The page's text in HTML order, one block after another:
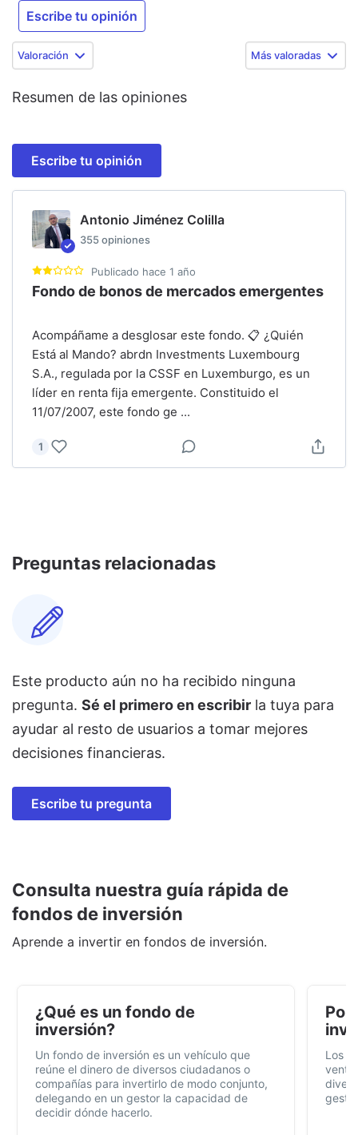
Escribe tu opinión
Valoración Más valoradas
Resumen de las opiniones
Escribe tu opinión
Antonio Jiménez Colilla
355opiniones
Publicado hace 1 año
Fondo de bonos de mercados emergentes
Acompáñame a desglosar este fondo. 📋 ¿Quién
Está al Mando? abrdn Investments Luxembourg
S.A., regulada por la CSSF en Luxemburgo, es un
líder en renta fija emergente. Constituido el
11/07/2007, este fondo ge ...
1
Preguntas relacionadas
Este producto aún no ha recibido ninguna
pregunta. Sé el primero en escribir la tuya para
ayudar al resto de usuarios a tomar mejores
decisiones financieras.
Escribe tu pregunta
Consulta nuestra guía rápida de
fondos de inversión
Aprende a invertir en fondos de inversión.
¿Qué es un fondo de
inversión?
Un fondo de inversión es un vehículo que
reúne el dinero de diversos ciudadanos o
compañías para invertirlo de modo conjunto,
delegando en un gestor la capacidad de
decidir dónde hacerlo.
Por
Los